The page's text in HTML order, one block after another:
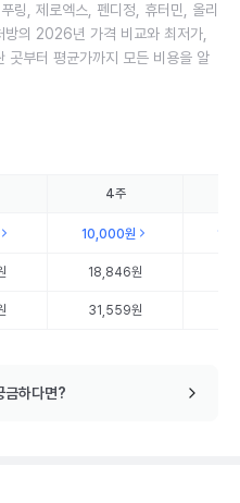
링, 제로엑스, 펜디정, 휴터민, 올리
의 2026년 가격 비교와 최저가,
곳부터 평균가까지 모든 비용을 알
4주
10,000원
18,846원
31,559원
금하다면?